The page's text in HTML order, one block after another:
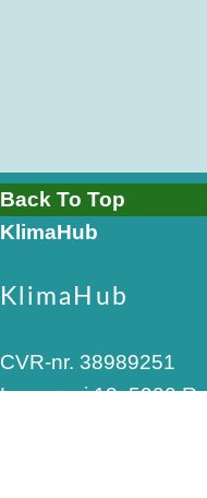
Back To Top
KlimaHub
KlimaHub
CVR-nr. 38989251
Langøvej 13, 5900